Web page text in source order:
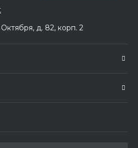
Октября, д. 82, корп. 2